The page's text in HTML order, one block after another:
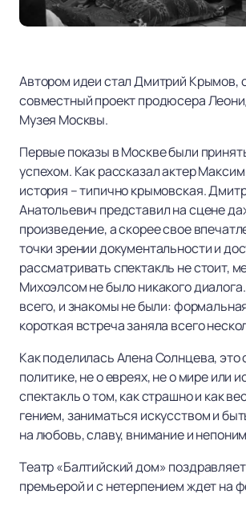
Автором идеи стал Дмитрий Крымов,
совместный проект продюсера
Музея Москвы.
Первые показы в Москве были
успехом. Как рассказал актер
история – типично крымовская.
Анатольевич представил на сцене
произведение, а скорее свое
точки зрении документальности и
рассматривать спектакль не стоит,
Михоэлсом не было никакого
всего, и знакомы не были:
короткая встреча заняла всего
Как поделилась Алена Солнцева, это
политике, не о евреях, не о мире или
спектакль о том, как страшно и как
гением, заниматься искусством и
на любовь, славу, внимание и
Театр «Балтийский дом»
премьерой и с нетерпением ждет на